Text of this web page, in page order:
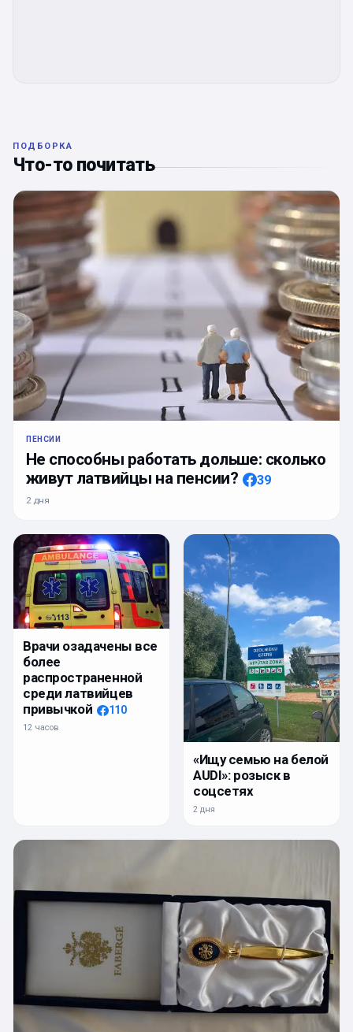
ПОДБОРКА
Что-то почитать
ПЕНСИИ
Не способны работать дольше: сколько
живут латвийцы на пенсии?
39
2 дня
Врачи озадачены все
более
распространенной
среди латвийцев
привычкой
110
12 часов
«Ищу семью на белой
AUDI»: розыск в
соцсетях
2 дня